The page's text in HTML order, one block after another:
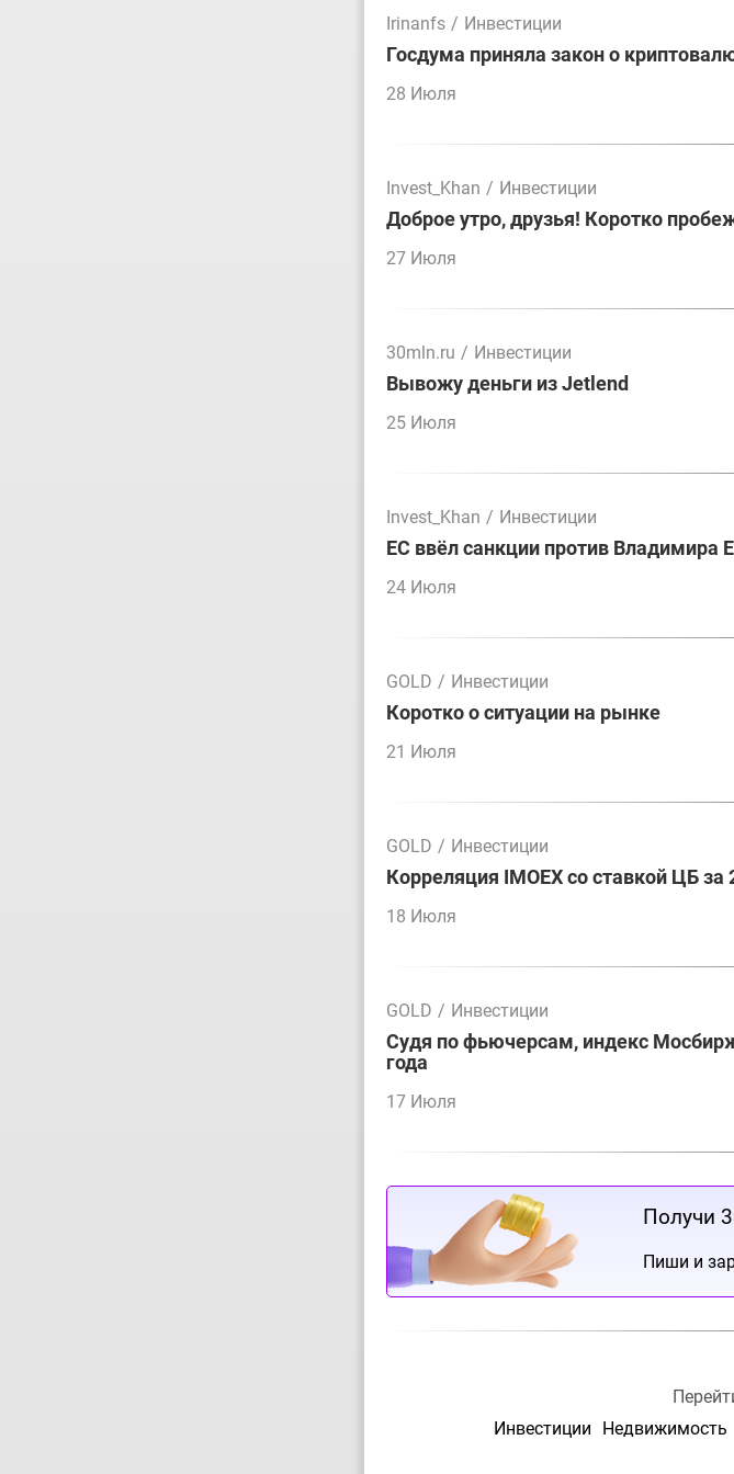
Irinanfs / Инвестиции
Госдума приняла закон о
28 Июля
Invest_Khan / Инвестиции
Доброе утро, друзья! Коротко
27 Июля
30mln.ru / Инвестиции
Вывожу деньги из Jetlend
25 Июля
Invest_Khan / Инвестиции
ЕС ввёл санкции против Владимира
24 Июля
GOLD / Инвестиции
Коротко о ситуации на рынке
21 Июля
GOLD / Инвестиции
Корреляция IMOEX со ставкой ЦБ за
18 Июля
GOLD / Инвестиции
Судя по фьючерсам, индекс
года
17 Июля
Получи
Пиши и
Инвестиции
Недвижимость